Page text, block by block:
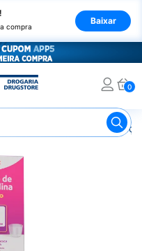
compra
Baixar
0
para Alergias e